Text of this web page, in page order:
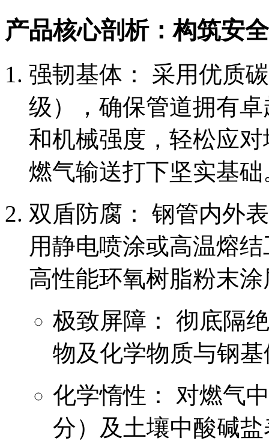
产品核心剖析：构筑安
强韧基体： 采用优质
级），确保管道拥有
和机械强度，轻松应
燃气输送打下坚实基础
双盾防腐： 钢管内外
用静电喷涂或高温熔
高性能环氧树脂粉末
极致屏障： 彻底隔
物及化学物质与钢
化学惰性： 对燃气
分）及土壤中酸碱